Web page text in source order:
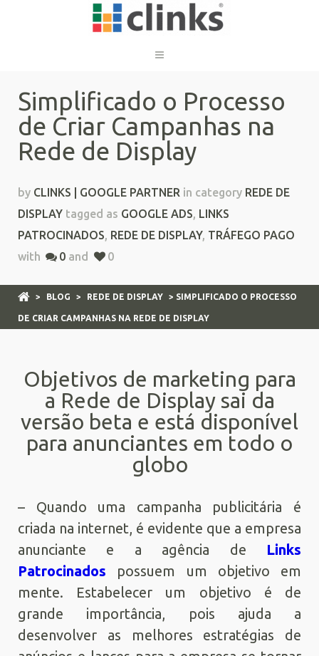
Simplificado o Processo
de Criar Campanhas na
Rede de Display
by CLINKS | GOOGLE PARTNER in category REDE DE
DISPLAY tagged as GOOGLE ADS, LINKS
PATROCINADOS, REDE DE DISPLAY, TRÁFEGO PAGO
with
0 and 0
> BLOG > REDE DE DISPLAY > SIMPLIFICADO O PROCESSO
DE CRIAR CAMPANHAS NA REDE DE DISPLAY
Objetivos de marketing para
a Rede de Display sai da
versão beta e está disponível
para anunciantes em todo o
globo
– Quando uma campanha publicitária é
criada na internet, é evidente que a empresa
anunciante e a agência de Links
Patrocinados possuem um objetivo em
mente. Estabelecer um objetivo é de
grande importância, pois ajuda a
desenvolver as melhores estratégias de